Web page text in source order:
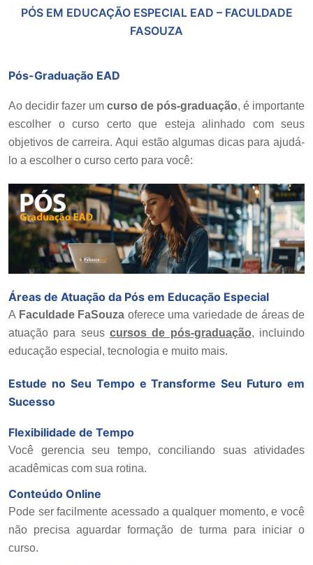
PÓS EM EDUCAÇÃO ESPECIAL EAD – FACULDADE
FASOUZA
Pós-Graduação EAD
Ao decidir fazer um curso de pós-graduação, é importante
escolher o curso certo que esteja alinhado com seus
objetivos de carreira. Aqui estão algumas dicas para ajudá-
lo a escolher o curso certo para você:
Áreas de Atuação da Pós em Educação Especial
A Faculdade FaSouza oferece uma variedade de áreas de
atuação para seus cursos de pós-graduação, incluindo
educação especial, tecnologia e muito mais.
Estude no Seu Tempo e Transforme Seu Futuro em
Sucesso
Flexibilidade de Tempo
Você gerencia seu tempo, conciliando suas atividades
acadêmicas com sua rotina.
Conteúdo Online
Pode ser facilmente acessado a qualquer momento, e você
não precisa aguardar formação de turma para iniciar o
curso.